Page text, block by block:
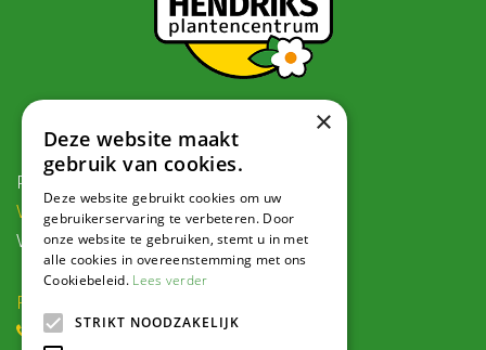
Postadres:
Veldweg 1, 5995 PG Kessel
Voor navigatie:
Roode Eggeweg 6b, Kessel
(0) 77 462 16 30
×
Deze website maakt
gebruik van cookies.
Deze website gebruikt cookies om uw
gebruikerservaring te verbeteren. Door
onze website te gebruiken, stemt u in met
alle cookies in overeenstemming met ons
Cookiebeleid. Lees verder
STRIKT NOODZAKELIJK